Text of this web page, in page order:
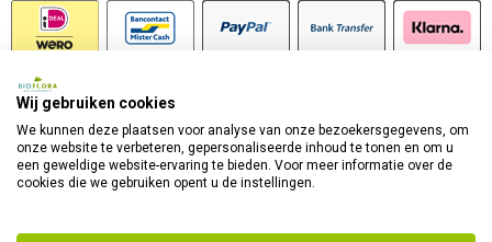
Wij gebruiken cookies
We kunnen deze plaatsen voor analyse van onze bezoekersgegevens, om
onze website te verbeteren, gepersonaliseerde inhoud te tonen en om u
een geweldige website-ervaring te bieden. Voor meer informatie over de
cookies die we gebruiken opent u de instellingen.